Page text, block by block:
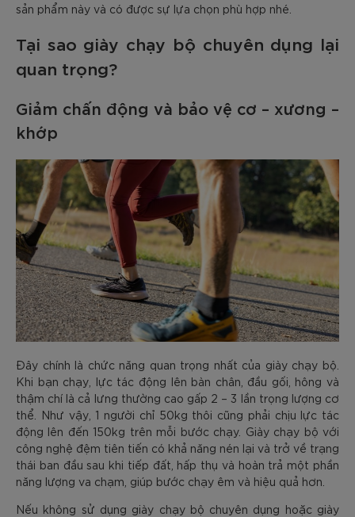
sản phẩm này và có được sự lựa chọn phù hợp nhé.
Tại sao giày chạy bộ chuyên dụng lại
quan trọng?
Giảm chấn động và bảo vệ cơ – xương –
khớp
Đây chính là chức năng quan trọng nhất của giày chạy bộ.
Khi bạn chạy, lực tác động lên bàn chân, đầu gối, hông và
thậm chí là cả lưng thường cao gấp 2 – 3 lần trọng lượng cơ
thể. Như vậy, 1 người chỉ 50kg thôi cũng phải chịu lực tác
động lên đến 150kg trên mỗi bước chạy. Giày chạy bộ với
công nghệ đệm tiên tiến có khả năng nén lại và trở về trạng
thái ban đầu sau khi tiếp đất, hấp thụ và hoàn trả một phần
năng lượng va chạm, giúp bước chạy êm và hiệu quả hơn.
Nếu không sử dụng giày chạy bộ chuyên dụng hoặc giày